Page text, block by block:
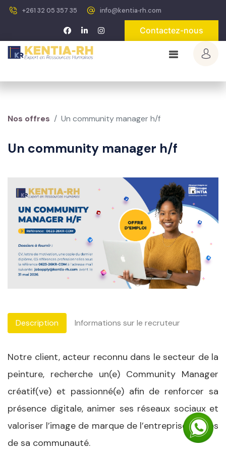
+261 32 05 357 35 info@kentia‐rh.com
Contactez-nous
Nos offres Un community manager h/f
Un community manager h/f
Description Informations sur le recruteur
Notre client, acteur reconnu dans le secteur de la
peinture, recherche un(e) Community Manager
créatif(ve) et passionné(e) afin de renforcer sa
présence digitale, animer ses réseaux sociaux et
valoriser l’image de marque de l’entreprise auprès
de sa communauté.